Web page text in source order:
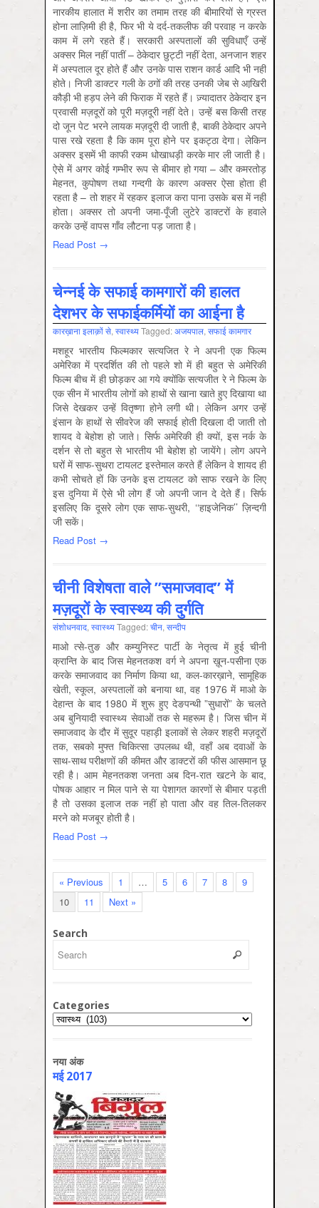
नारकीय हालात में शरीर का तमाम तरह की बीमारियों से ग्रस्त
होना लाज़िमी ही है, फिर भी ये दर्द-तकलीफ की परवाह न करके
काम में लगे रहते हैं। सरकारी अस्पतालों की सुविधाएँ उन्हें
अक्सर मिल नहीं पातीं – ठेकेदार छुट्टी नहीं देता, अनजान शहर
में अस्पताल दूर होते हैं और उनके पास राशन कार्ड आदि भी नहीं
होते। निजी डाक्टर गली के ठगों की तरह उनकी जेब से आखि़री
कौड़ी भी हड़प लेने की फिराक में रहते हैं। ज़्यादातर ठेकेदार इन
प्रवासी मज़दूरों को पूरी मज़दूरी नहीं देते। उन्हें बस किसी तरह
दो जून पेट भरने लायक मज़दूरी दी जाती है, बाकी ठेकेदार अपने
पास रखे रहता है कि काम पूरा होने पर इकट्ठा देगा। लेकिन
अक्सर इसमें भी काफी रकम धोखाधड़ी करके मार ली जाती है।
ऐसे में अगर कोई गम्भीर रूप से बीमार हो गया – और कमरतोड़
मेहनत, कुपोषण तथा गन्दगी के कारण अक्सर ऐसा होता ही
रहता है – तो शहर में रहकर इलाज करा पाना उसके बस में नहीं
होता। अक्सर तो अपनी जमा-पूँजी लुटेरे डाक्टरों के हवाले
करके उन्हें वापस गाँव लौटना पड़ जाता है।
Read Post →
चेन्नई के सफाई कामगारों की हालत
देशभर के सफाईकर्मियों का आईना है
कारख़ाना इलाक़ों से, स्‍वास्‍थ्‍यTagged:अजयपाल, सफाई कामगार
मशहूर भारतीय फिल्मकार सत्यजित रे ने अपनी एक फिल्म
अमेरिका में प्रदर्शित की तो पहले शो में ही बहुत से अमेरिकी
फिल्म बीच में ही छोड़कर आ गये क्योंकि सत्यजीत रे ने फिल्म के
एक सीन में भारतीय लोगों को हाथों से खाना खाते हुए दिखाया था
जिसे देखकर उन्हें वितृष्णा होने लगी थी। लेकिन अगर उन्हें
इंसान के हाथों से सीवरेज की सफाई होती दिखला दी जाती तो
शायद वे बेहोश हो जाते। सिर्फ अमेरिकी ही क्यों, इस नर्क के
दर्शन से तो बहुत से भारतीय भी बेहोश हो जायेंगे। लोग अपने
घरों में साफ-सुथरा टायलट इस्तेमाल करते हैं लेकिन वे शायद ही
कभी सोचते हों कि उनके इस टायलट को साफ रखने के लिए
इस दुनिया में ऐसे भी लोग हैं जो अपनी जान दे देते हैं। सिर्फ
इसलिए कि दूसरे लोग एक साफ-सुथरी, ‘‘हाइजेनिक’’ ज़िन्दगी
जी सकें।
Read Post →
चीनी विशेषता वाले ”समाजवाद” में
मज़दूरों के स्वास्थ्य की दुर्गति
संशोधनवाद, स्‍वास्‍थ्‍यTagged:चीन, सन्‍दीप
माओ त्से-तुङ और कम्युनिस्ट पार्टी के नेतृत्व में हुई चीनी
क्रान्ति के बाद जिस मेहनतकश वर्ग ने अपना ख़ून-पसीना एक
करके समाजवाद का निर्माण किया था, कल-कारख़ाने, सामूहिक
खेती, स्कूल, अस्पतालों को बनाया था, वह 1976 में माओ के
देहान्त के बाद 1980 में शुरू हुए देङपन्थी ”सुधारों” के चलते
अब बुनियादी स्वास्थ्य सेवाओं तक से महरूम है। जिस चीन में
समाजवाद के दौर में सुदूर पहाड़ी इलाकों से लेकर शहरी मज़दूरों
तक, सबको मुफ्त चिकित्सा उपलब्ध थी, वहाँ अब दवाओं के
साथ-साथ परीक्षणों की कीमत और डाक्टरों की फीस आसमान छू
रही है। आम मेहनतकश जनता अब दिन-रात खटने के बाद,
पोषक आहार न मिल पाने से या पेशागत कारणों से बीमार पड़ती
है तो उसका इलाज तक नहीं हो पाता और वह तिल-तिलकर
मरने को मजबूर होती है।
Read Post →
« Previous 1 … 5 6 7 8
9
10
11 Next »
Search
Categories
Categories
नया अंक
मई 2017